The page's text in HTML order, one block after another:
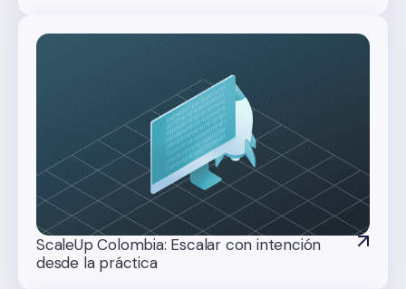
ScaleUp Colombia: Escalar con intención
desde la práctica